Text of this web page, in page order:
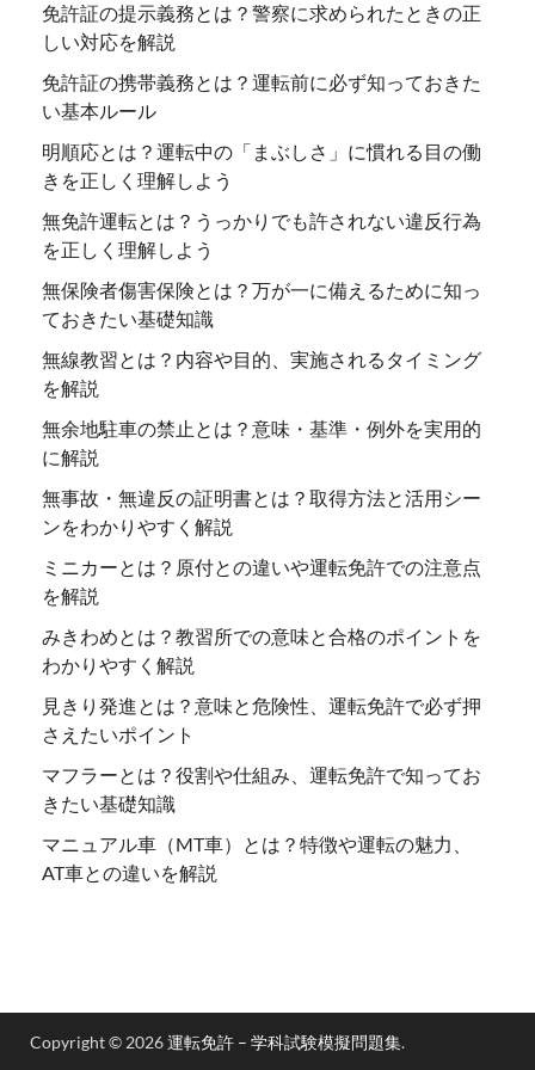
免許証の提示義務とは？警察に求められたときの正
しい対応を解説
免許証の携帯義務とは？運転前に必ず知っておきた
い基本ルール
明順応とは？運転中の「まぶしさ」に慣れる目の働
きを正しく理解しよう
無免許運転とは？うっかりでも許されない違反行為
を正しく理解しよう
無保険者傷害保険とは？万が一に備えるために知っ
ておきたい基礎知識
無線教習とは？内容や目的、実施されるタイミング
を解説
無余地駐車の禁止とは？意味・基準・例外を実用的
に解説
無事故・無違反の証明書とは？取得方法と活用シー
ンをわかりやすく解説
ミニカーとは？原付との違いや運転免許での注意点
を解説
みきわめとは？教習所での意味と合格のポイントを
わかりやすく解説
見きり発進とは？意味と危険性、運転免許で必ず押
さえたいポイント
マフラーとは？役割や仕組み、運転免許で知ってお
きたい基礎知識
マニュアル車（MT車）とは？特徴や運転の魅力、
AT車との違いを解説
Copyright © 2026運転免許 – 学科試験模擬問題集.